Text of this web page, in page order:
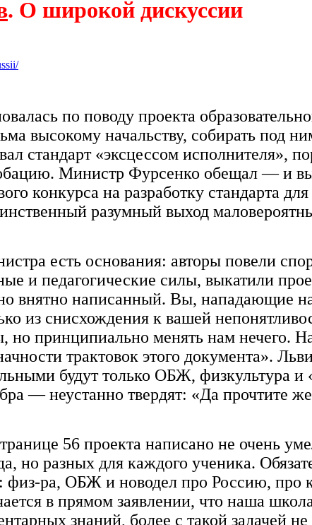
. О широкой дискуссии
по поводу проекта
высокому начальству, собирать под
стандарт «эксцессом исполнителя»,
Министр Фурсенко обещал — и
конкурса на разработку стандарта
разумный выход
есть основания: авторы повели
и педагогические силы, выкатили
внятно написанный. Вы, нападающие
из снисхождения к вашей
принципиально менять нам нечего.
трактовок этого документа».
будут только ОБЖ, физкультура
— неустанно твердят: «Да прочтите
56 проекта написано не очень
но разных для каждого ученика.
ра, ОБЖ и новодел про Россию, про
в прямом заявлении, что наша
знаний, более с такой задачей